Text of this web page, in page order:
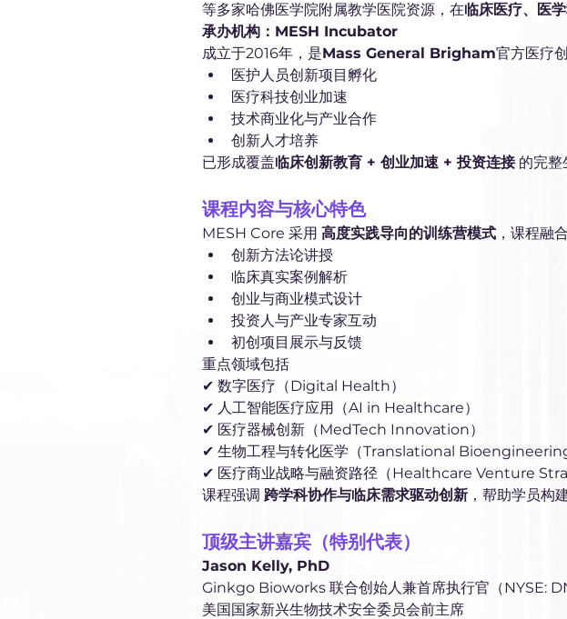
等多家哈佛医学院附属教学医院资源，在临床医疗、医
承办机构：MESH Incubator
成立于2016年，是Mass General Brigham官方医疗
医护人员创新项目孵化
医疗科技创业加速
技术商业化与产业合作
创新人才培养
已形成覆盖临床创新教育 + 创业加速 + 投资连接 的完整
课程内容与核心特色
MESH Core 采用 高度实践导向的训练营模式 ，课程融合
创新方法论讲授
临床真实案例解析
创业与商业模式设计
投资人与产业专家互动
初创项目展示与反馈
重点领域包括
✔ 数字医疗（Digital Health）
✔ 人工智能医疗应用（AI in Healthcare）
✔ 医疗器械创新（MedTech Innovation）
✔ 生物工程与转化医学（Translational Bioengineering
✔ 医疗商业战略与融资路径（Healthcare Venture
课程强调 跨学科协作与临床需求驱动创新 ，帮助学员构
顶级主讲嘉宾（特别代表）
Jason Kelly, PhD
Ginkgo Bioworks 联合创始人兼首席执行官（NYSE:
美国国家新兴生物技术安全委员会前主席